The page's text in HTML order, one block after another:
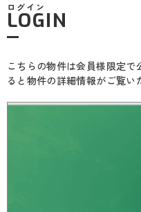
ログイン
LOGIN
こちらの物件は会員様限定
ると物件の詳細情報がご覧い